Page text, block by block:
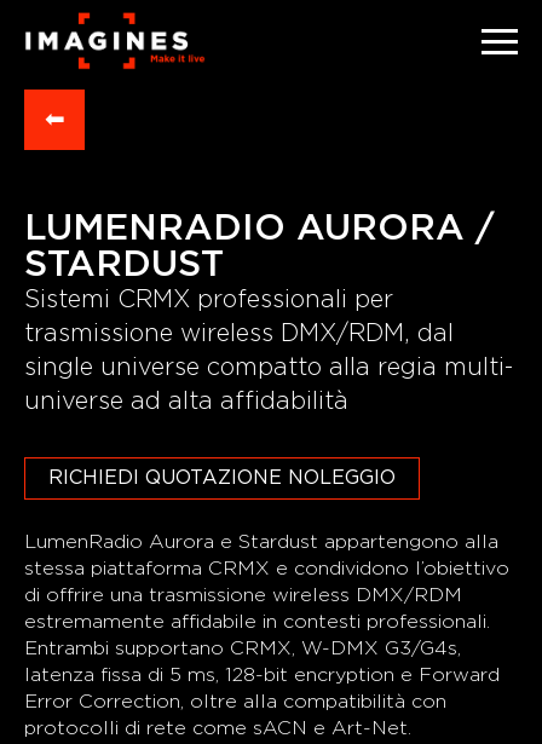
⬅
LUMENRADIO AURORA /
STARDUST
Sistemi CRMX professionali per
trasmissione wireless DMX/RDM, dal
single universe compatto alla regia multi-
universe ad alta affidabilità
RICHIEDI QUOTAZIONE NOLEGGIO
LumenRadio Aurora e Stardust appartengono alla
stessa piattaforma CRMX e condividono l’obiettivo
di offrire una trasmissione wireless DMX/RDM
estremamente affidabile in contesti professionali.
Entrambi supportano CRMX, W-DMX G3/G4s,
latenza fissa di 5 ms, 128-bit encryption e Forward
Error Correction, oltre alla compatibilità con
protocolli di rete come sACN e Art-Net.